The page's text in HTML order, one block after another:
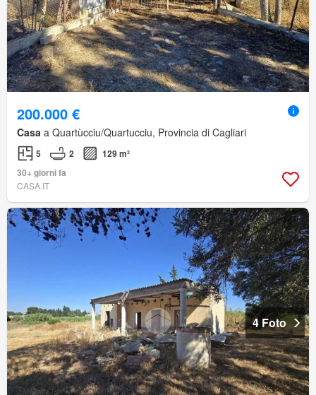
200.000 €
Casa a Quartùcciu/Quartucciu, Provincia di Cagliari
5 2
129 m²
30+ giorni fa
CASA.IT
4 Foto